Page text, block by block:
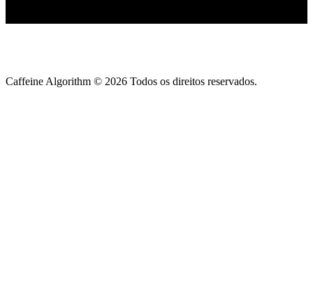
Caffeine Algorithm © 2026 Todos os direitos reservados.